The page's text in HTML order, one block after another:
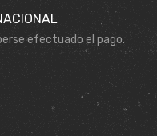
efectuado el pago.